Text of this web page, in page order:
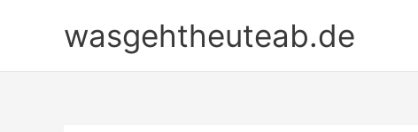
wasgehtheuteab.de